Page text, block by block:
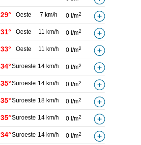
29° Oeste 7 km/h 0 l/m2
31° Oeste 11 km/h 0 l/m2
33° Oeste 11 km/h 0 l/m2
34°Suroeste 14 km/h 0 l/m2
35°Suroeste 14 km/h 0 l/m2
35°Suroeste 18 km/h 0 l/m2
35°Suroeste 14 km/h 0 l/m2
34°Suroeste 14 km/h 0 l/m2